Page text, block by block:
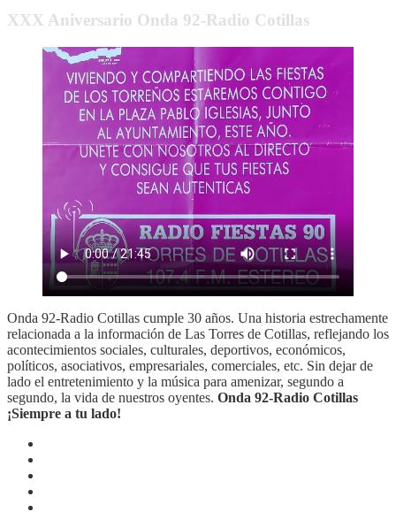
XXX Aniversario Onda 92-Radio Cotillas
Onda 92-Radio Cotillas cumple 30 años. Una historia estrechamente
relacionada a la información de Las Torres de Cotillas, reflejando los
acontecimientos sociales, culturales, deportivos, económicos,
políticos, asociativos, empresariales, comerciales, etc. Sin dejar de
lado el entretenimiento y la música para amenizar, segundo a
segundo, la vida de nuestros oyentes. Onda 92-Radio Cotillas
¡Siempre a tu lado!